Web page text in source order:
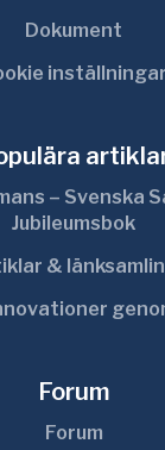
Dokument
inställningar
– Svenska
Jubileumsbok
&
Forum
Forum